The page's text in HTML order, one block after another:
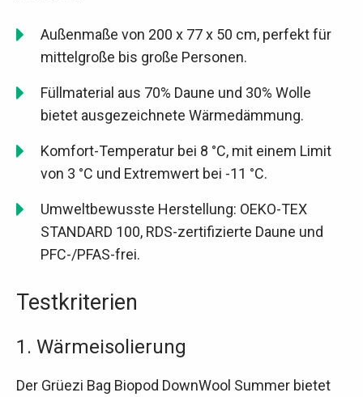
Außenmaße von 200 x 77 x 50 cm, perfekt für
mittelgroße bis große Personen.
Füllmaterial aus 70% Daune und 30% Wolle
bietet ausgezeichnete Wärmedämmung.
Komfort-Temperatur bei 8 °C, mit einem Limit
von 3 °C und Extremwert bei -11 °C.
Umweltbewusste Herstellung: OEKO-TEX
STANDARD 100, RDS-zertifizierte Daune und
PFC-/PFAS-frei.
Testkriterien
1. Wärmeisolierung
Der Grüezi Bag Biopod DownWool Summer bietet